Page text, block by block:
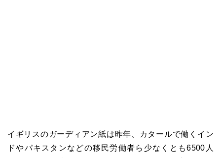
イギリスのガーディアン紙は昨年、カタールで働くイン
ドやパキスタンなどの移民労働者ら少なくとも6500人